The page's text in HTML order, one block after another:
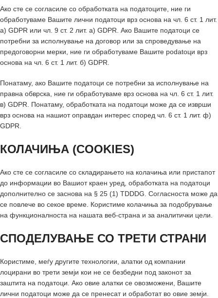
Ако сте се согласиле со обработката на податоците, ние ги
обработуваме Вашите лични податоци врз основа на чл. 6 ст. 1 лит.
а) GDPR или чл. 9 ст. 2 лит. а) GDPR. Ако Вашите податоци се
потребни за исполнување на договор или за спроведување на
предоговорни мерки, ние ги обработуваме Вашите podatоци врз
основа на чл. 6 ст. 1 лит. б) GDPR.
Понатаму, ако Вашите податоци се потребни за исполнување на
правна обврска, ние ги обработуваме врз основа на чл. 6 ст. 1 лит.
в) GDPR. Понатаму, обработката на податоци може да се изврши
врз основа на нашиот оправдан интерес според чл. 6 ст. 1 лит. ф)
GDPR.
КОЛАЧИЊА (COOKIES)
Ако сте се согласиле со складирањето на колачиња или пристапот
до информации во Вашиот краен уред, обработката на податоци
дополнително се заснова на § 25 (1) TDDDG. Согласноста може да
се повлече во секое време. Користиме колачиња за подобрување
на функционалноста на нашата веб-страна и за аналитички цели.
СПОДЕЛУВАЊЕ СО ТРЕТИ СТРАНИ
Користиме, меѓу другите технологии, алатки од компании
лоцирани во трети земји кои не се безбедни под законот за
заштита на податоци. Ако овие алатки се овозможени, Вашите
лични податоци може да се пренесат и обработат во овие земји.